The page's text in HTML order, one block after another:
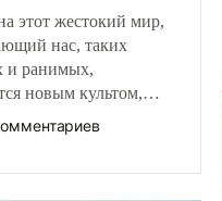
этот жестокий мир,
нас, таких
и ранимых,
новым культом,
вытесняя и
традиционное